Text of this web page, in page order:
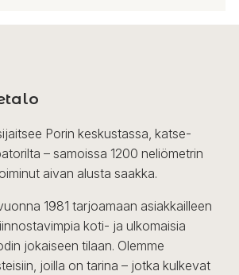
Porin keskustassa, katse-
– samoissa 1200 neliömetrin
aivan alusta saakka.
1981 tarjoamaan asiakkailleen
koti- ja ulkomaisia
jokaiseen tilaan. Olemme
joilla on tarina – jotka kulkevat